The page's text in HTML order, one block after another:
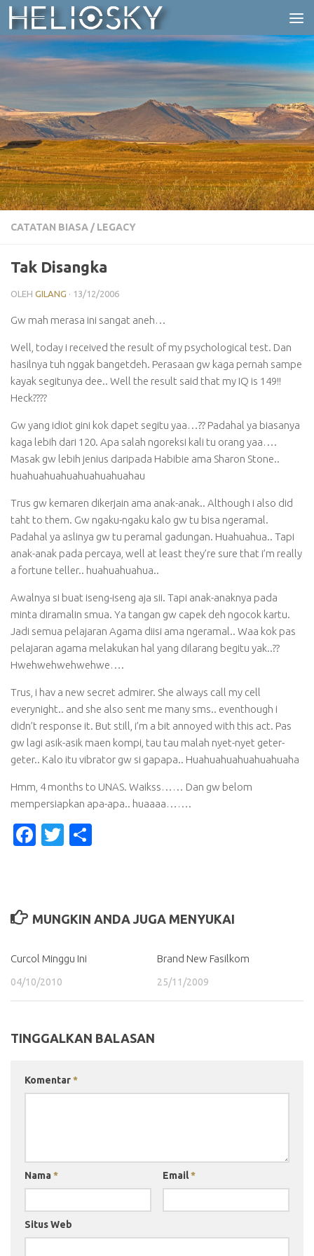
Skip to content
CATATAN BIASA / LEGACY
Tak Disangka
OLEH GILANG · 13/12/2006
Gw mah merasa ini sangat aneh…
Well, today i received the result of my psychological test. Dan
hasilnya tuh nggak bangetdeh. Perasaan gw kaga pernah sampe
kayak segitunya dee.. Well the result said that my IQ is 149!!
Heck????
Gw yang idiot gini kok dapet segitu yaa…?? Padahal ya biasanya
kaga lebih dari 120. Apa salah ngoreksi kali tu orang yaa….
Masak gw lebih jenius daripada Habibie ama Sharon Stone..
huahuahuahuahuahuahuahau
Trus gw kemaren dikerjain ama anak-anak.. Although i also did
taht to them. Gw ngaku-ngaku kalo gw tu bisa ngeramal.
Padahal ya aslinya gw tu peramal gadungan. Huahuahua.. Tapi
anak-anak pada percaya, well at least they’re sure that i’m really
a fortune teller.. huahuahuahua..
Awalnya si buat iseng-iseng aja sii. Tapi anak-anaknya pada
minta diramalin smua. Ya tangan gw capek deh ngocok kartu.
Jadi semua pelajaran Agama diisi ama ngeramal.. Waa kok pas
pelajaran agama melakukan hal yang dilarang begitu yak..??
Hwehwehwehwehwe….
Trus, i hav a new secret admirer. She always call my cell
everynight.. and she also sent me many sms.. eventhough i
didn’t response it. But still, i’m a bit annoyed with this act. Pas
gw lagi asik-asik maen kompi, tau tau malah nyet-nyet geter-
geter.. Kalo itu vibrator gw si gapapa.. Huahuahuahuahuahuaha
Hmm, 4 months to UNAS. Waikss…… Dan gw belom
mempersiapkan apa-apa.. huaaaa…….
Facebook
Twitter
MUNGKIN ANDA JUGA MENYUKAI
Curcol Minggu Ini
04/10/2010
Brand New Fasilkom
25/11/2009
TINGGALKAN BALASAN
Komentar*
Nama * Email*
Situs Web